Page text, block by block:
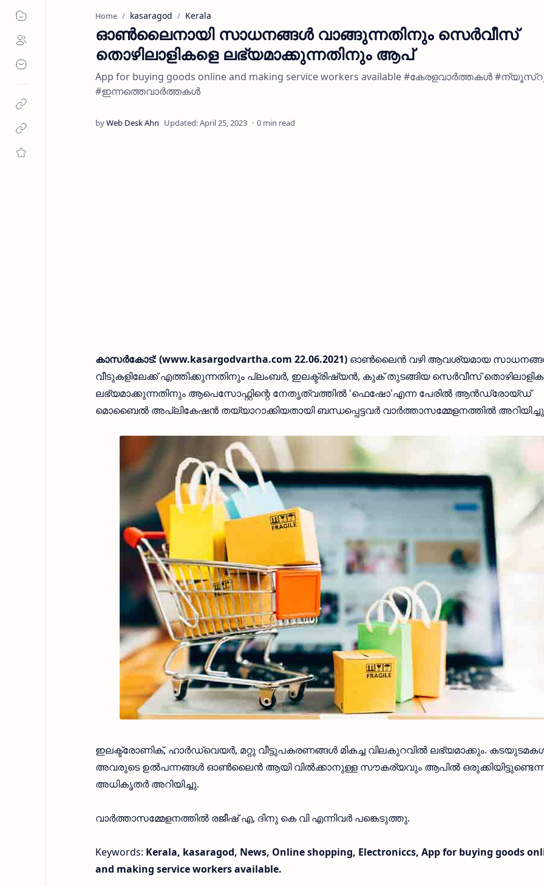
Home kasaragod Kerala
ഓൺലൈനായി സാധനങ്ങൾ വാങ്ങുന്നതിനും സെർവീസ്
തൊഴിലാളികളെ ലഭ്യമാക്കുന്നതിനും ആപ്
App for buying goods online and making service workers available #കേരളവാർത്തകൾ
#ഇന്നത്തെവാർത്തകൾ
0 min read
കാസർകോട്: (www.kasargodvartha.com 22.06.2021) ഓൺലൈൻ വഴി ആവശ്യമായ
വീടുകളിലേക്ക് എത്തിക്കുന്നതിനും പ്ലംബർ, ഇലക്ട്രിഷ്യൻ, കുക് തുടങ്ങിയ സെർവീസ്
ലഭ്യമാക്കുന്നതിനും ആപെസോഫ്റ്റിന്റെ നേതൃത്വത്തിൽ 'ഫെഷോ'എന്ന പേരിൽ ആൻഡ്രോയ്ഡ്
മൊബൈൽ അപ്ലികേഷൻ തയ്യാറാക്കിയതായി ബന്ധപ്പെട്ടവർ വാർത്താസമ്മേളനത്തിൽ
ഇലക്ട്രോണിക്, ഹാർഡ്‌വെയർ, മറ്റു വീട്ടുപകരണങ്ങൾ മികച്ച വിലകുറവിൽ ലഭ്യമാക്കും.
അവരുടെ ഉൽപന്നങ്ങൾ ഓൺലൈൻ ആയി വിൽക്കാനുള്ള സൗകര്യവും ആപിൽ
അധികൃതർ അറിയിച്ചു.
വാർത്താസമ്മേളനത്തിൽ രജീഷ് എ, ദിനു കെ വി എന്നിവർ പങ്കെടുത്തു.
Keywords: Kerala, kasaragod, News, Online shopping, Electroniccs, App for buying goods
and making service workers available.